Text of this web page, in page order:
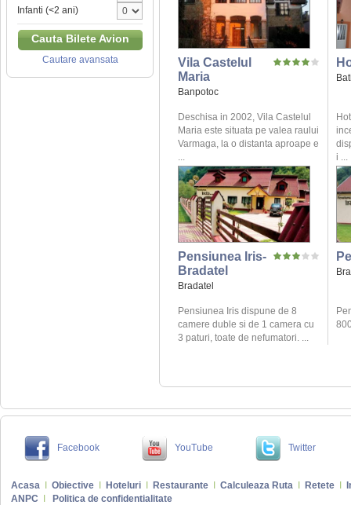
Infanti (<2 ani)
Cauta Bilete Avion
Cautare avansata
Vila Castelul
Maria
Banpotoc
Deschisa in 2002, Vila Castelul
Maria este situata pe valea raului
Varmaga, la o distanta aproape e
...
i ...
Pensiunea Iris-
Bradatel
Bradatel
Pensiunea Iris dispune de 8
camere duble si de 1 camera cu
3 paturi, toate de nefumatori. ...
Facebook YouTube Twitter
Acasa Obiective Hoteluri Restaurante Calculeaza Ruta Retete
ANPC
Politica de confidentialitate